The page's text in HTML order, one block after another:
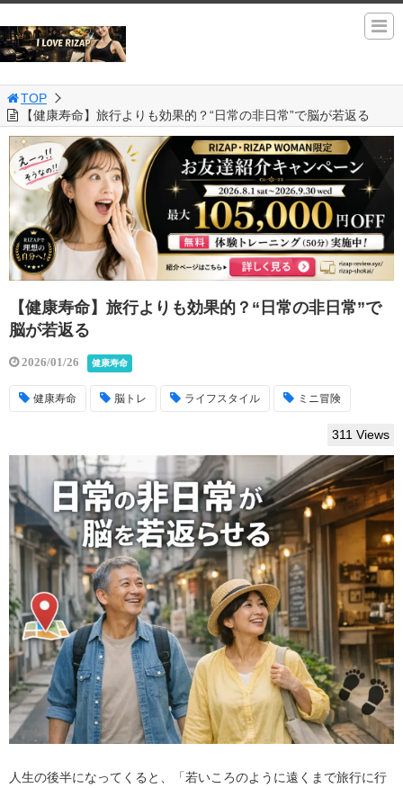
TOP
【健康寿命】旅行よりも効果的？“日常の非日常”で脳が若返る
【健康寿命】旅行よりも効果的？“日常の非日常”で
脳が若返る
2026/01/26 健康寿命
健康寿命 脳トレ ライフスタイル ミニ冒険
311 Views
人生の後半になってくると、「若いころのように遠くまで旅行に行